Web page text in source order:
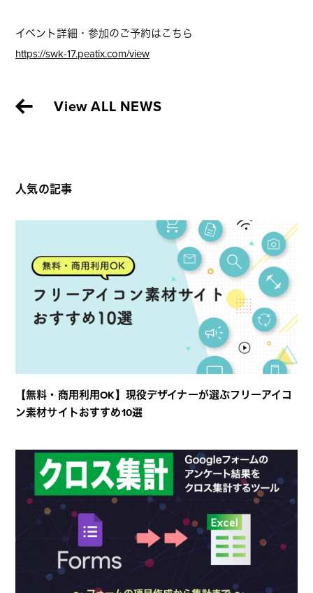
イベント詳細・参加のご予約はこちら
https://swk-17.peatix.com/view
View ALL NEWS
人気の記事
【無料・商用利用OK】現役デザイナーが選ぶフリーアイコ
ン素材サイトおすすめ10選